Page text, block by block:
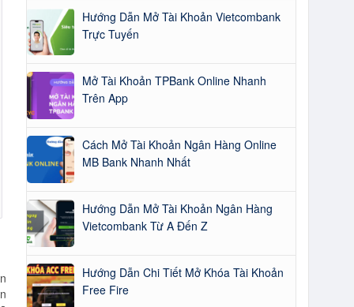
Hướng Dẫn Mở Tài Khoản Vietcombank
Trực Tuyến
Mở Tài Khoản TPBank Online Nhanh
Trên App
Cách Mở Tài Khoản Ngân Hàng Online
MB Bank Nhanh Nhất
Hướng Dẫn Mở Tài Khoản Ngân Hàng
Vietcombank Từ A Đến Z
Hướng Dẫn Chi Tiết Mở Khóa Tài Khoản
Free Fire